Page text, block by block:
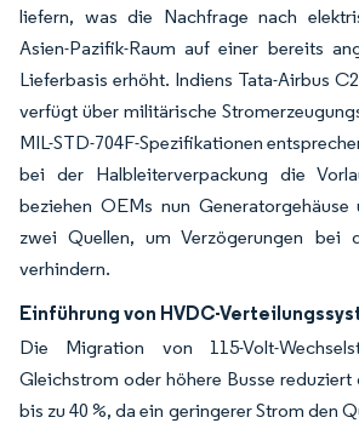
liefern, was die Nachfrage nach
Asien-Pazifik-Raum auf einer bereits
Lieferbasis erhöht. Indiens Tata-Airbus
verfügt über militärische
MIL-STD-704F-Spezifikationen
bei der Halbleiterverpackung die
beziehen OEMs nun
zwei Quellen, um Verzögerungen bei
verhindern.
Einführung von HVDC-
Die Migration von 115-Volt-
Gleichstrom oder höhere Busse reduziert
bis zu 40 %, da ein geringerer Strom den